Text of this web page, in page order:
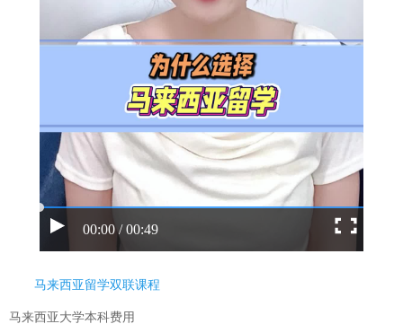
00:00 / 00:49
马来西亚留学双联课程
马来西亚大学本科费用